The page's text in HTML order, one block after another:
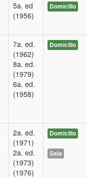
5a. ed
(1956)
Domicilio
7a. ed.
(1962)
8a. ed.
(1979)
6a. ed.
(1958)
Domicilio
2a. ed.
(1971)
2a. ed.
(1973)
(1976)
Domicilio
Sala